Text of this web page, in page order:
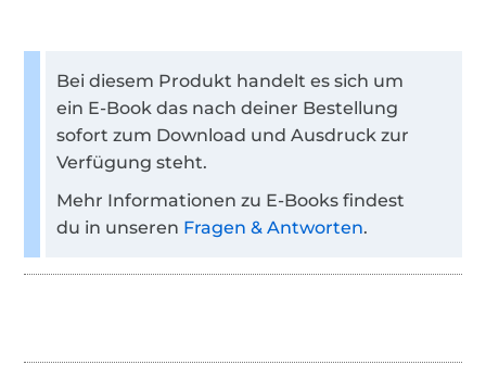
Bei diesem Produkt handelt es sich um
ein E-Book das nach deiner Bestellung
sofort zum Download und Ausdruck zur
Verfügung steht.
Mehr Informationen zu E-Books findest
du in unseren Fragen & Antworten.